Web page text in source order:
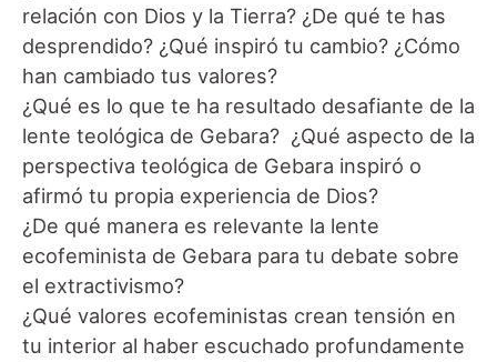
relación con Dios y la Tierra? ¿De qué te has
desprendido? ¿Qué inspiró tu cambio? ¿Cómo
han cambiado tus valores?
¿Qué es lo que te ha resultado desafiante de la
lente teológica de Gebara? ¿Qué aspecto de la
perspectiva teológica de Gebara inspiró o
afirmó tu propia experiencia de Dios?
¿De qué manera es relevante la lente
ecofeminista de Gebara para tu debate sobre
el extractivismo?
¿Qué valores ecofeministas crean tensión en
tu interior al haber escuchado profundamente